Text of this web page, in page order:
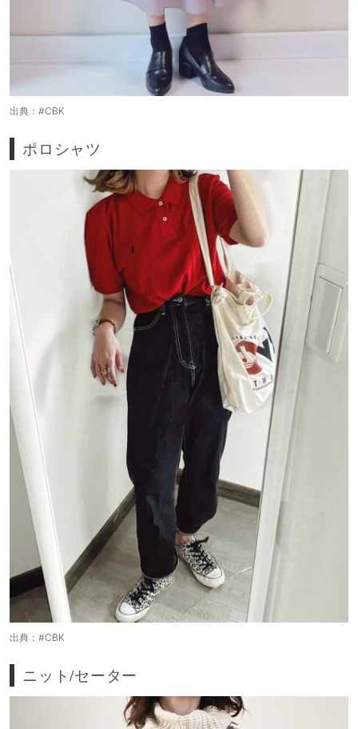
出典： #CBK
ポロシャツ
出典： #CBK
ニット/セーター